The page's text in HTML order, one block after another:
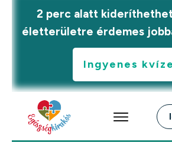
2 perc alatt
életterületre érdemes
Ingyenes